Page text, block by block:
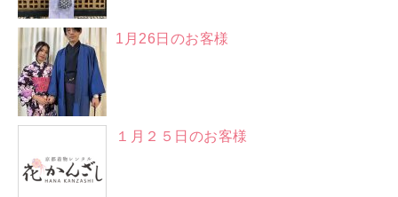
1月26日のお客様
１月２５日のお客様